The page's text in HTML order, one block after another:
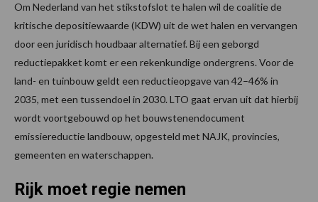
Om Nederland van het stikstofslot te halen wil de coalitie de
kritische depositiewaarde (KDW) uit de wet halen en vervangen
door een juridisch houdbaar alternatief. Bij een geborgd
reductiepakket komt er een rekenkundige ondergrens. Voor de
land- en tuinbouw geldt een reductieopgave van 42–46% in
2035, met een tussendoel in 2030. LTO gaat ervan uit dat hierbij
wordt voortgebouwd op het bouwstenendocument
emissiereductie landbouw, opgesteld met NAJK, provincies,
gemeenten en waterschappen.
Rijk moet regie nemen